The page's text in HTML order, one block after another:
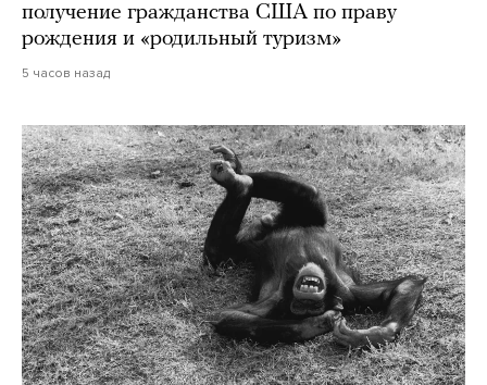
получение гражданства США по праву
рождения и «родильный туризм»
5 часов назад